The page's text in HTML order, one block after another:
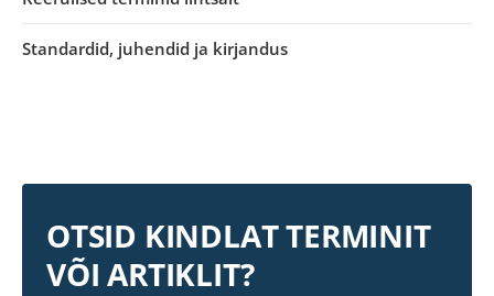
Standardid, juhendid ja kirjandus
OTSID KINDLAT TERMINIT
VÕI ARTIKLIT?